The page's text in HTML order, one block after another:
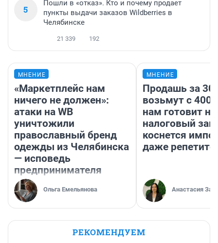
5
Пошли в «отказ». Кто и почему продает
пункты выдачи заказов Wildberries в
Челябинске
21 339 192
МНЕНИЕ
«Маркетплейс нам
ничего не должен»:
атаки на WB
уничтожили
православный бренд
одежды из Челябинска
— исповедь
предпринимателя
Ольга Емельянова
МНЕНИЕ
Продашь за
возьмут с
нам готовит
налоговый
коснется
даже
Анастасия
РЕКОМЕНДУЕМ